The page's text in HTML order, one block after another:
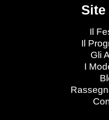
Site
Il
Il
Gli
I